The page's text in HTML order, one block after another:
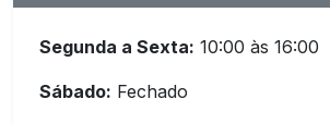
Segunda a Sexta: 10:00 às 16:00
Sábado: Fechado